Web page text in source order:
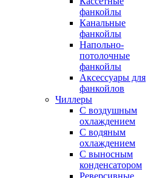
фанкойлы
Канальные
фанкойлы
Напольно-
потолочные
фанкойлы
Аксессуары для
фанкойлов
Чиллеры
С воздушным
охлаждением
С водяным
охлаждением
С выносным
конденсатором
Реверсивные